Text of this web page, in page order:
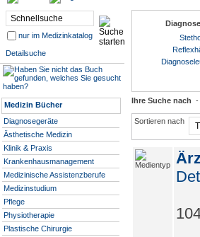
nur im Medizinkatalog
Detailsuche
Medizin Bücher
Diagnosegeräte
Ästhetische Medizin
Klinik & Praxis
Krankenhausmanagement
Medizinische Assistenzberufe
Medizinstudium
Pflege
Physiotherapie
Plastische Chirurgie
Ihre Suche nach -
Sortieren nach